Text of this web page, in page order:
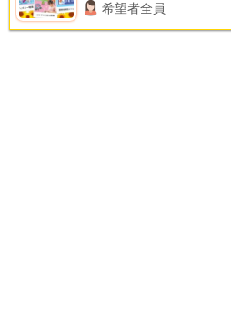
希望者全員